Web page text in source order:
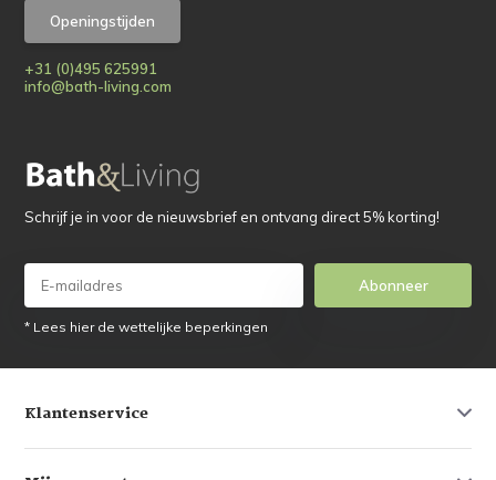
Openingstijden
+31 (0)495 625991
info@bath-living.com
Schrijf je in voor de nieuwsbrief en ontvang direct 5% korting!
Abonneer
* Lees hier de wettelijke beperkingen
Klantenservice